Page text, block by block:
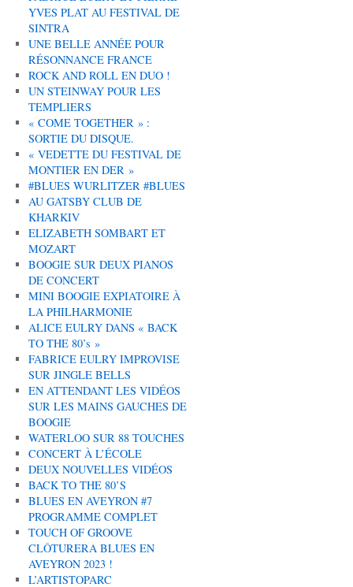
YVES PLAT AU FESTIVAL DE
SINTRA
UNE BELLE ANNÉE POUR
RÉSONNANCE FRANCE
ROCK AND ROLL EN DUO !
UN STEINWAY POUR LES
TEMPLIERS
« COME TOGETHER » :
SORTIE DU DISQUE.
« VEDETTE DU FESTIVAL DE
MONTIER EN DER »
#BLUES WURLITZER #BLUES
AU GATSBY CLUB DE
KHARKIV
ELIZABETH SOMBART ET
MOZART
BOOGIE SUR DEUX PIANOS
DE CONCERT
MINI BOOGIE EXPIATOIRE À
LA PHILHARMONIE
ALICE EULRY DANS « BACK
TO THE 80’s »
FABRICE EULRY IMPROVISE
SUR JINGLE BELLS
EN ATTENDANT LES VIDÉOS
SUR LES MAINS GAUCHES DE
BOOGIE
WATERLOO SUR 88 TOUCHES
CONCERT À L’ÉCOLE
DEUX NOUVELLES VIDÉOS
BACK TO THE 80’S
BLUES EN AVEYRON #7
PROGRAMME COMPLET
TOUCH OF GROOVE
CLÔTURERA BLUES EN
AVEYRON 2023 !
L’ARTISTOPARC